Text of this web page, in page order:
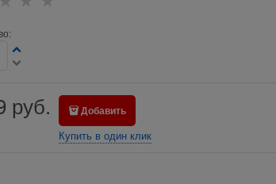
руб. Добавить
Купить в один клик